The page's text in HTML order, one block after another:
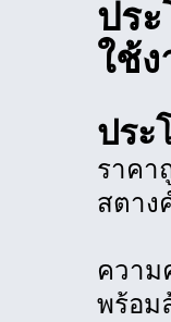
ปร
ใช้
ประ
ราคา
สตาง
ความ
พร้อม